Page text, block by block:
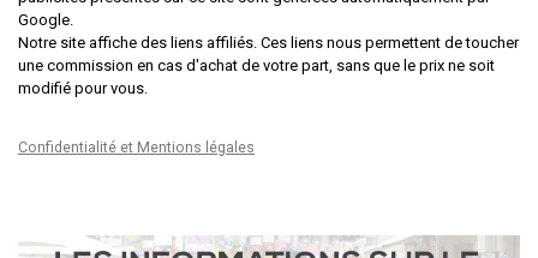
Google.
Notre site affiche des liens affiliés. Ces liens nous permettent de toucher
une commission en cas d'achat de votre part, sans que le prix ne soit
modifié pour vous.
Confidentialité et Mentions légales